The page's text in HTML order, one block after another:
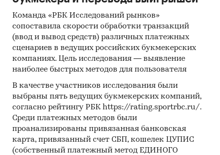
Команда «РБК Исследований рынков»
сопоставила скорости обработки транзакций
(ввод и вывод средств) различных платежных
сценариев в ведущих российских букмекерских
компаниях. Цель исследования — выявление
наиболее быстрых методов для пользователя
В качестве участников исследования были
выбраны пять ведущих букмекерских компаний,
согласно рейтингу РБК https://rating.sportrbc.ru/.
Среди платежных методов были
проанализированы привязанная банковская
карта, привязанный счет СБП, кошелек ЦУПИС
(собственный платежный метод ЕДИНОГО